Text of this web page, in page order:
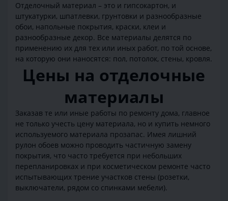
Отделочный материал – это и гипсокартон, и
штукатурки, шпатлевки, грунтовки и разнообразные
обои, напольные покрытия, краски, клеи и
разнообразные декор. Все материалы делятся по
применению их для тех или иных работ, по той основе,
на которую они наносятся: пол, потолок, стены, кровля.
Цены на отделочные
материалы
Заказав те или иные работы по ремонту дома, главное
не только учесть цену материала, но и купить немного
используемого материала прозапас. Имея лишний
рулон обоев можно проводить частичную замену
покрытия, что часто требуется при небольших
перепланировках и при косметическом ремонте часто
испытывающих трение участков стены (розетки,
выключатели, рядом со спинками мебели).